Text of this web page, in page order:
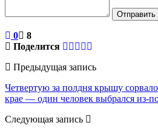
Отправить
0
8
Поделится
Предыдущая запись
Четвертую за полдня крышу
крае — один человек выбрался из-
Следующая запись